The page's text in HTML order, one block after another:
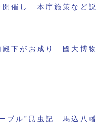
開催し 本庁施策など説
殿下がお成り 國大博物
ブル”昆虫記 馬込八幡